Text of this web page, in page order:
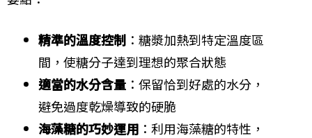
精準的溫度控制 ：糖漿加熱到特定溫度區
間，使糖分子達到理想的聚合狀態
適當的水分含量 ：保留恰到好處的水分，
避免過度乾燥導致的硬脆
海藻糖的巧妙運用 ：利用海藻糖的特性，